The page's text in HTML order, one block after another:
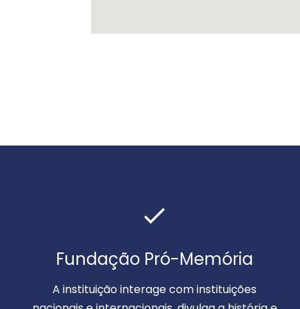
Fundação Pró-Memória
A instituição interage com instituições